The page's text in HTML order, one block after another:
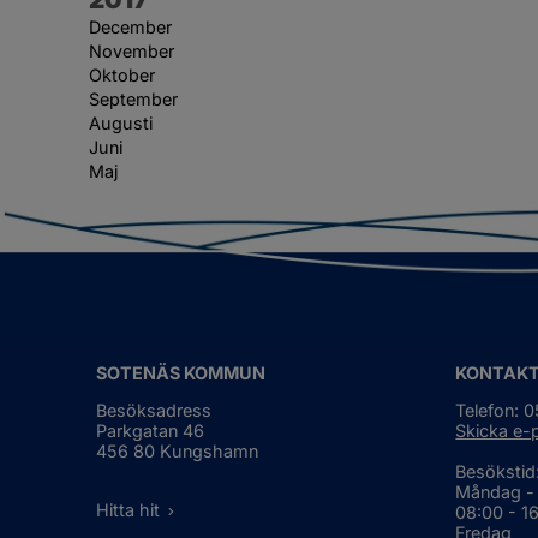
December
November
Oktober
September
Augusti
Juni
Maj
SOTENÄS KOMMUN
Besöksadress
Parkgatan 46
456 80 Kungshamn
Hitta hit
Telefon:
Skicka e-
Måndag
08:00 -
Fredag